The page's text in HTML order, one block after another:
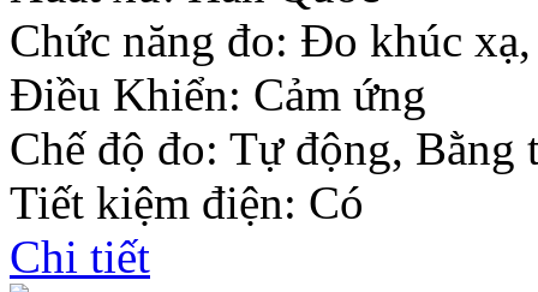
Chức năng đo: Đo khúc
Điều Khiển: Cảm ứng
Chế độ đo: Tự động, Bằng
Tiết kiệm điện: Có
Chi tiết